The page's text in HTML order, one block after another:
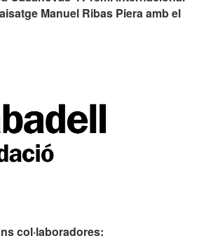
Manuel Ribas Piera amb el
col·laboradores: